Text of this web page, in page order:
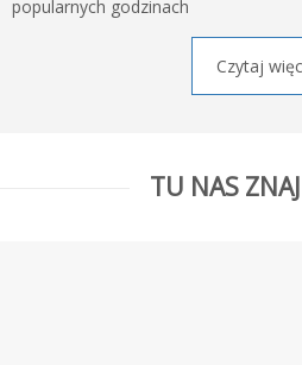
popularnych godzinach
Czytaj
TU NAS